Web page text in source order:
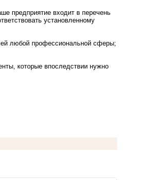
предприятие входит в перечень
установленному
любой профессиональной сферы;
которые впоследствии нужно